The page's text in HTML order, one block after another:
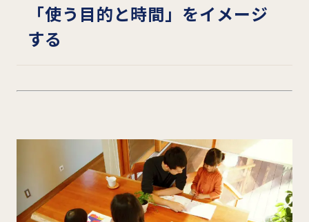
「使う目的と時間」をイメージ
する